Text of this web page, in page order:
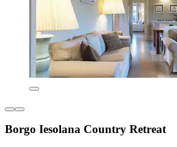
Borgo Iesolana Country Retreat